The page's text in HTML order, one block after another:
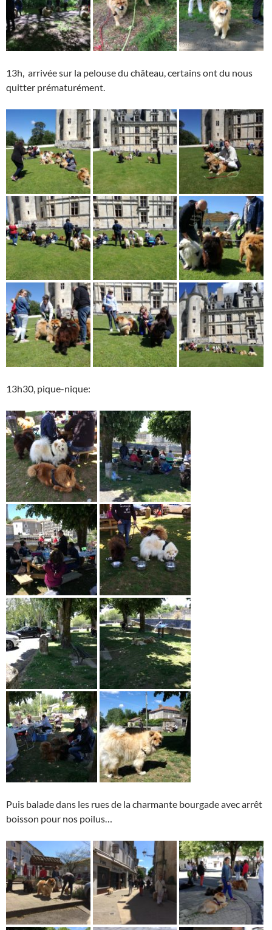
13h, arrivée sur la pelouse du château, certains ont du nous
quitter prématurément.
13h30, pique-nique:
Puis balade dans les rues de la charmante bourgade avec arrêt
boisson pour nos poilus…